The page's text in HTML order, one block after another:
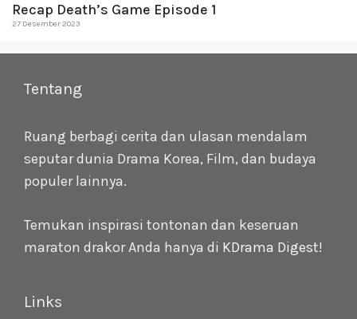
Recap Death’s Game Episode 1
27 Desember 2023
Tentang
Ruang berbagi cerita dan ulasan mendalam
seputar dunia Drama Korea, Film, dan budaya
populer lainnya.
Temukan inspirasi tontonan dan keseruan
maraton drakor Anda hanya di KDrama Digest!
Links